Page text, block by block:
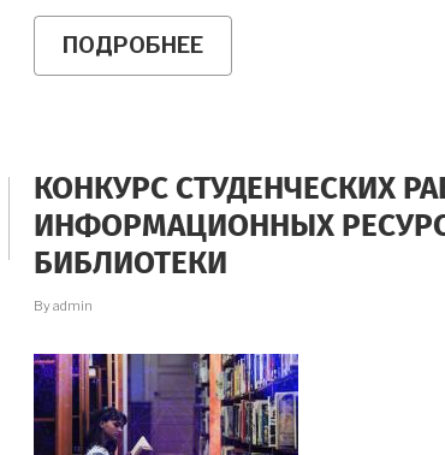
ПОДРОБНЕЕ
ГОЛОСУЕМ
ЮРИДИЧЕСКОЙ
ПСИХОЛОГИИ
КОНКУРС СТУДЕНЧЕСКИХ
ИНФОРМАЦИОННЫХ
БИБЛИОТЕКИ
Byadmin